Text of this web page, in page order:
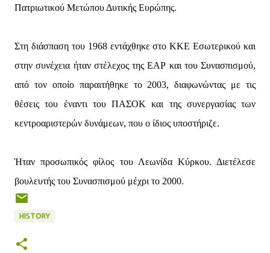
Πατριωτικού Μετώπου Δυτικής Ευρώπης.
Στη διάσπαση του 1968 εντάχθηκε στο ΚΚΕ Εσωτερικού και
στην συνέχεια ήταν στέλεχος της ΕΑΡ και του Συνασπισμού,
από τον οποίο παραιτήθηκε το 2003, διαφωνώντας με τις
θέσεις του έναντι του ΠΑΣΟΚ και της συνεργασίας των
κεντροαριστερών δυνάμεων, που ο ίδιος υποστήριζε.
Ήταν προσωπικός φίλος του Λεωνίδα Κύρκου. Διετέλεσε
βουλευτής του Συνασπισμού μέχρι το 2000.
HISTORY